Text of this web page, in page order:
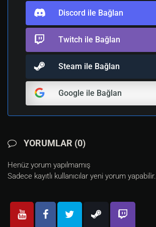
Discord ile Bağlan
Twitch ile Bağlan
Steam ile Bağlan
Google ile Bağlan
YORUMLAR (0)
Henüz yorum yapılmamış
Sadece kayıtlı kullanıcılar yeni yorum yapabilir.